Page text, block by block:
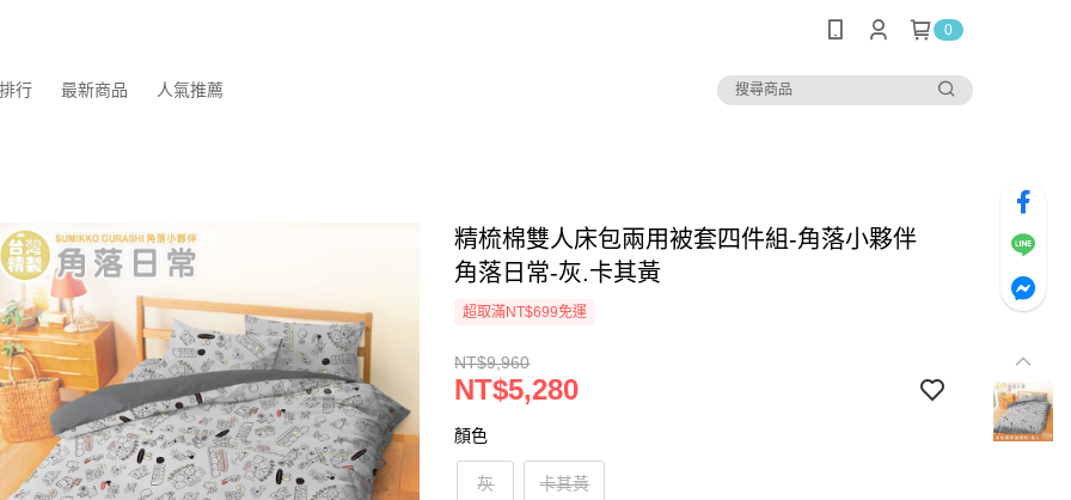
0
行 最新商品 人氣推薦
精梳棉雙人床包兩用被套四件組-角落小夥伴
角落日常-灰.卡其黃
超取滿NT$699免運
NT$9,960
NT$5,280
顏色
灰 卡其黃